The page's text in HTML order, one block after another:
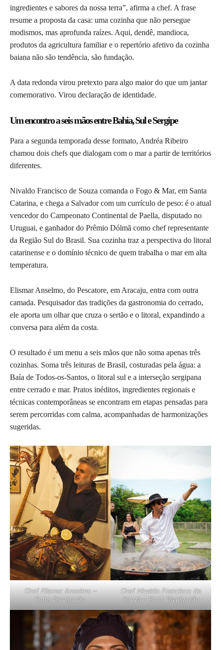
ingredientes e sabores da nossa terra”, afirma a chef. A frase
resume a proposta da casa: uma cozinha que não persegue
modismos, mas aprofunda raízes. Aqui, dendê, mandioca,
produtos da agricultura familiar e o repertório afetivo da cozinha
baiana não são tendência, são fundação.
A data redonda virou pretexto para algo maior do que um jantar
comemorativo. Virou declaração de identidade.
Um encontro a seis mãos entre Bahia, Sul e Sergipe
Para a segunda temporada desse formato, Andréa Ribeiro
chamou dois chefs que dialogam com o mar a partir de territórios
diferentes.
Nivaldo Francisco de Souza comanda o Fogo & Mar, em Santa
Catarina, e chega a Salvador com um currículo de peso: é o atual
vencedor do Campeonato Continental de Paella, disputado no
Uruguai, e ganhador do Prêmio Dólmã como chef representante
da Região Sul do Brasil. Sua cozinha traz a perspectiva do litoral
catarinense e o domínio técnico de quem trabalha o mar em alta
temperatura.
Elismar Anselmo, do Pescatore, em Aracaju, entra com outra
camada. Pesquisador das tradições da gastronomia do cerrado,
ele aporta um olhar que cruza o sertão e o litoral, expandindo a
conversa para além da costa.
O resultado é um menu a seis mãos que não soma apenas três
cozinhas. Soma três leituras de Brasil, costuradas pela água: a
Baía de Todos-os-Santos, o litoral sul e a interseção sergipana
entre cerrado e mar. Pratos inéditos, ingredientes regionais e
técnicas contemporâneas se encontram em etapas pensadas para
serem percorridas com calma, acompanhadas de harmonizações
sugeridas.
Chef Elismar Anselmo –
Foto: Divulgação
Chef Nivaldo Francisco de
Souza – Foto: Divulgação